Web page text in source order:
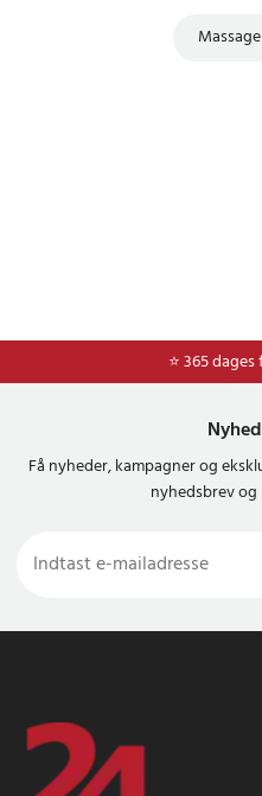
⭐ 365
⭐ Nem og sikker
Få nyheder, kampagner og
nyhedsbrev og